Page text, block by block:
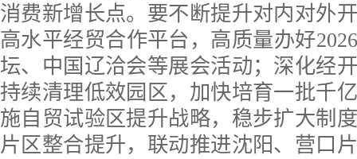
消费新增长点。要不断提升对内对外
高水平经贸合作平台，高质量办好
坛、中国辽洽会等展会活动；深化经
持续清理低效园区，加快培育一批千
施自贸试验区提升战略，稳步扩大制
片区整合提升，联动推进沈阳、营口